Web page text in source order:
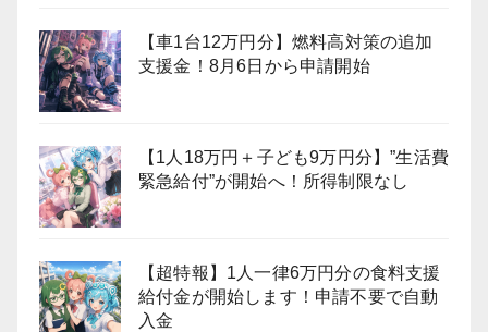
【車1台12万円分】燃料高対策の追加
支援金！8月6日から申請開始
【1人18万円＋子ども9万円分】”生活費
緊急給付”が開始へ！所得制限なし
【超特報】1人一律6万円分の食料支援
給付金が開始します！申請不要で自動
入金